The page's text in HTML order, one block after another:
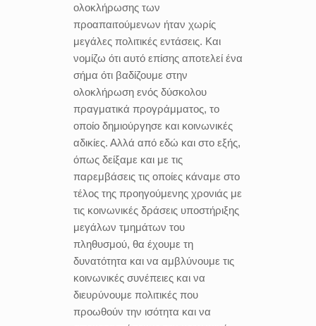
ολοκλήρωσης των
προαπαιτούμενων ήταν χωρίς
μεγάλες πολιτικές εντάσεις. Και
νομίζω ότι αυτό επίσης αποτελεί ένα
σήμα ότι βαδίζουμε στην
ολοκλήρωση ενός δύσκολου
πραγματικά προγράμματος, το
οποίο δημιούργησε και κοινωνικές
αδικίες. Αλλά από εδώ και στο εξής,
όπως δείξαμε και με τις
παρεμβάσεις τις οποίες κάναμε στο
τέλος της προηγούμενης χρονιάς με
τις κοινωνικές δράσεις υποστήριξης
μεγάλων τμημάτων του
πληθυσμού, θα έχουμε τη
δυνατότητα και να αμβλύνουμε τις
κοινωνικές συνέπειες και να
διευρύνουμε πολιτικές που
προωθούν την ισότητα και να